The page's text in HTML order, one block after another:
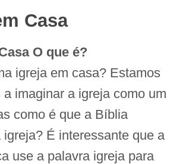
Casa
O que é?
igreja em casa? Estamos
a imaginar a igreja como um
como é que a Bíblia
igreja? É interessante que a
use a palavra igreja para